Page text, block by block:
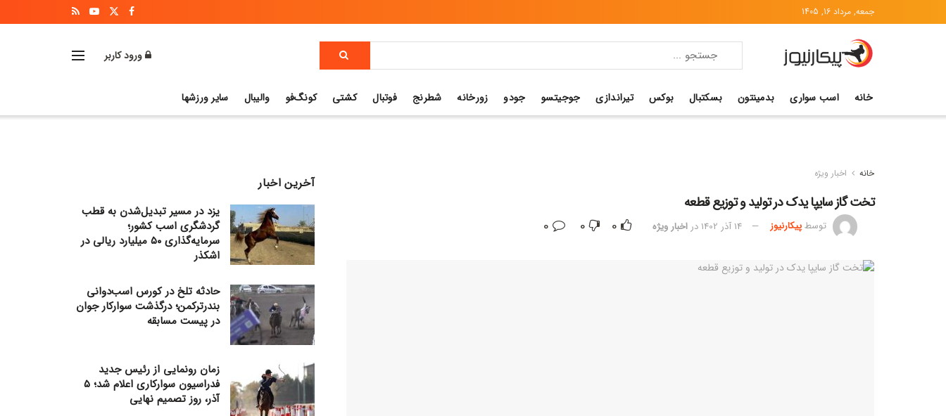
جمعه, مرداد 16, 1405
ورود کاربر
خانه اسب سواری بدمینتون بسکتبال بوکس تیراندازی جوجیتسو جودو زورخانه شطرنج فوتبال کشتی کونگ‌فو والیبال سایر ورزشها
خانه اخبار ویژه
تخت گاز سایپا یدک در تولید و توزیع قطعه
توسطپیکارنیوز 14 آذر 1402 در اخبار ویژه 0
0
آخرین اخبار
یزد در مسیر تبدیل‌شدن به قطب
گردشگری اسب کشور؛
سرمایه‌گذاری ۵۰ میلیارد ریالی در
اشکذر
حادثه تلخ در کورس اسب‌دوانی
بندرترکمن؛ درگذشت سوارکار جوان
در پیست مسابقه
زمان رونمایی از رئیس جدید
فدراسیون سوارکاری اعلام شد؛ ۵
آذر، روز تصمیم نهایی